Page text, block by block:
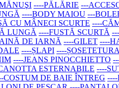
----PĂLĂRIE ---
----BODY MAIOU ---
CU MÂNECI SCURTE ----
LUNGĂ ----FUSTĂ SCURTĂ
DE IARNĂ ----GILET ----
----ȘLAPI ----
----JEANS PINOCCHIETTO
ESTERNABILE ----
COSTUM DE BAIE ÎNTREG ----